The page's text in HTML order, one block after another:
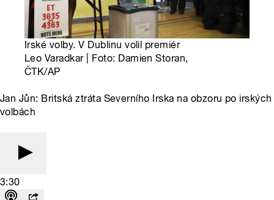
Irské volby. V Dublinu volil premiér
Leo Varadkar | Foto: Damien Storan,
ČTK/AP
Jan Jůn: Britská ztráta Severního Irska na obzoru po irských
volbách
3:30